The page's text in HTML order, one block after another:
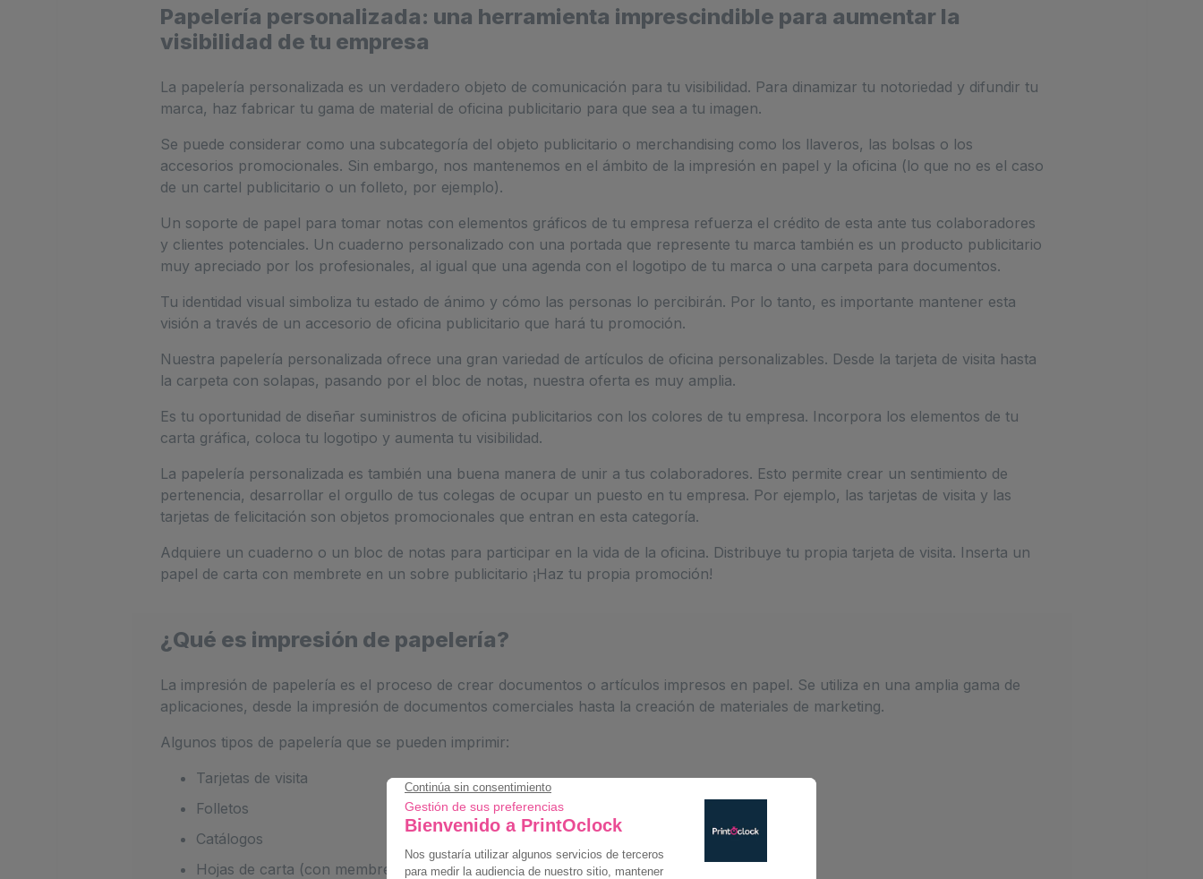
Papelería personalizada: una herramienta imprescindible para aumentar la
visibilidad de tu empresa
La papelería personalizada es un verdadero objeto de comunicación para tu visibilidad. Para dinamizar tu notoriedad y difundir tu
marca, haz fabricar tu gama de material de oficina publicitario para que sea a tu imagen.
Se puede considerar como una subcategoría del objeto publicitario o merchandising como los llaveros, las bolsas o los
accesorios promocionales. Sin embargo, nos mantenemos en el ámbito de la impresión en papel y la oficina (lo que no es el caso
de un cartel publicitario o un folleto, por ejemplo).
Un soporte de papel para tomar notas con elementos gráficos de tu empresa refuerza el crédito de esta ante tus colaboradores
y clientes potenciales. Un cuaderno personalizado con una portada que represente tu marca también es un producto publicitario
muy apreciado por los profesionales, al igual que una agenda con el logotipo de tu marca o una carpeta para documentos.
Tu identidad visual simboliza tu estado de ánimo y cómo las personas lo percibirán. Por lo tanto, es importante mantener esta
visión a través de un accesorio de oficina publicitario que hará tu promoción.
Nuestra papelería personalizada ofrece una gran variedad de artículos de oficina personalizables. Desde la tarjeta de visita hasta
la carpeta con solapas, pasando por el bloc de notas, nuestra oferta es muy amplia.
Es tu oportunidad de diseñar suministros de oficina publicitarios con los colores de tu empresa. Incorpora los elementos de tu
carta gráfica, coloca tu logotipo y aumenta tu visibilidad.
La papelería personalizada es también una buena manera de unir a tus colaboradores. Esto permite crear un sentimiento de
pertenencia, desarrollar el orgullo de tus colegas de ocupar un puesto en tu empresa. Por ejemplo, las tarjetas de visita y las
tarjetas de felicitación son objetos promocionales que entran en esta categoría.
Adquiere un cuaderno o un bloc de notas para participar en la vida de la oficina. Distribuye tu propia tarjeta de visita. Inserta un
papel de carta con membrete en un sobre publicitario ¡Haz tu propia promoción!
¿Qué es impresión de papelería?
La impresión de papelería es el proceso de crear documentos o artículos impresos en papel. Se utiliza en una amplia gama de
aplicaciones, desde la impresión de documentos comerciales hasta la creación de materiales de marketing.
Algunos tipos de papelería que se pueden imprimir:
Tarjetas de visita
Folletos
Catálogos
Hojas de carta (con membrete)